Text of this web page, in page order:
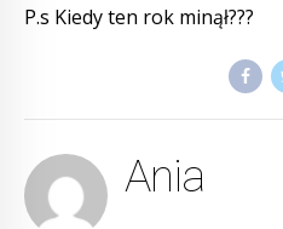
P.s Kiedy ten rok minął???
Ania